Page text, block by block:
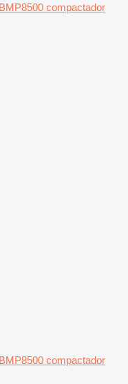
compactador
compactador